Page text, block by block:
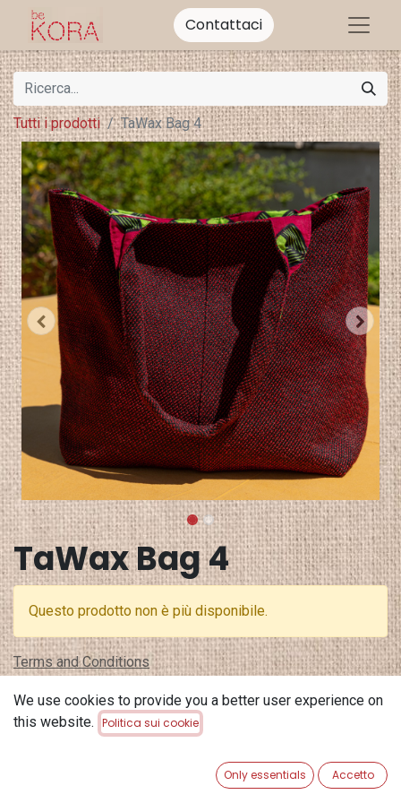
Contattaci
Tutti i prodotti TaWax Bag 4
TaWax Bag 4
Questo prodotto non è più disponibile.
Terms and Conditions
Spedizione: 2-3 giorni lavorativi
We use cookies to provide you a better user experience on
this website. Politica sui cookie
Only essentials Accetto